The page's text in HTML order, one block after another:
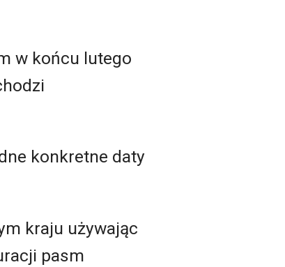
w końcu lutego
konkretne daty
kraju używając
pasm